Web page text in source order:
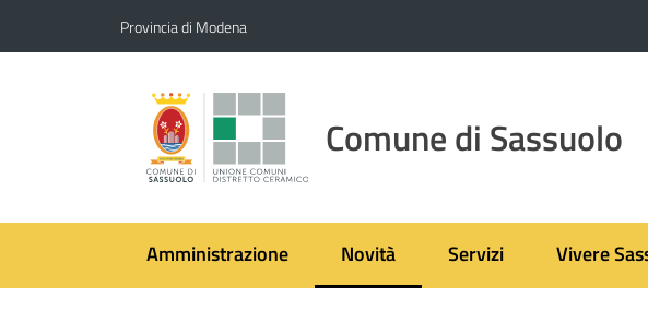
Provincia di Modena
Comune di Sassuolo
Amministrazione Novità
Menu selezionato
Servizi Vivere